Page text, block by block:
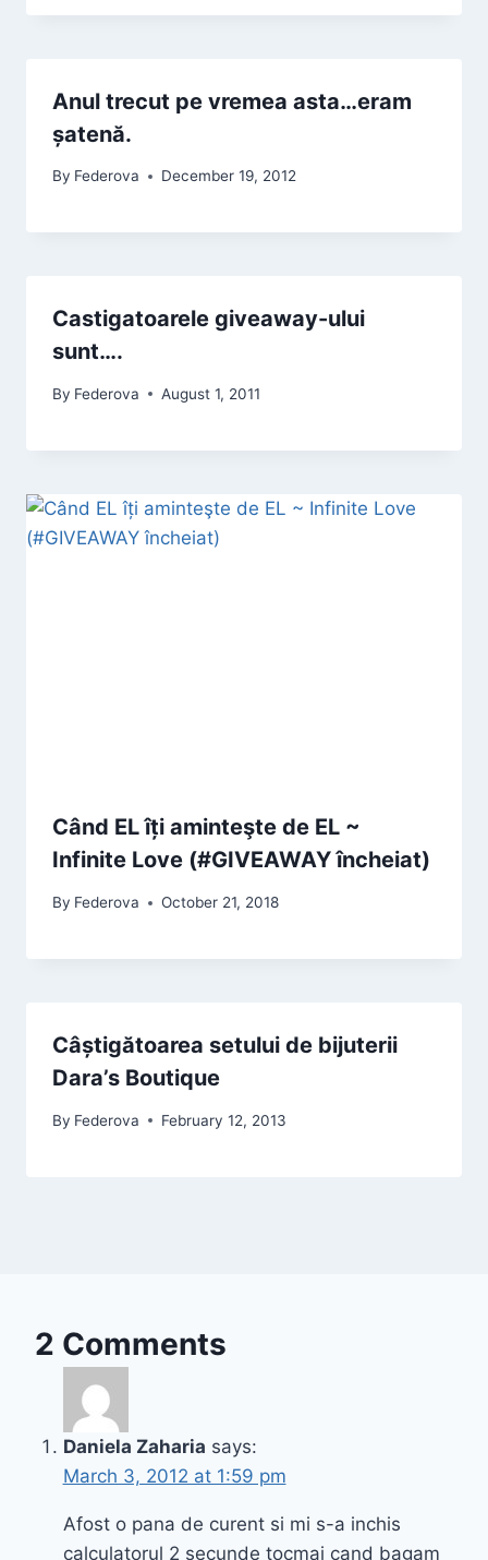
Anul trecut pe vremea asta…eram
șatenă.
By Federova December 19, 2012
Castigatoarele giveaway-ului
sunt….
By Federova August 1, 2011
Când EL îți aminteşte de EL ~
Infinite Love (#GIVEAWAY încheiat)
By Federova October 21, 2018
Câștigătoarea setului de bijuterii
Dara’s Boutique
By Federova February 12, 2013
2 Comments
Daniela Zaharia says:
March 3, 2012 at 1:59 pm
Afost o pana de curent si mi s-a inchis
calculatorul 2 secunde tocmai cand bagam